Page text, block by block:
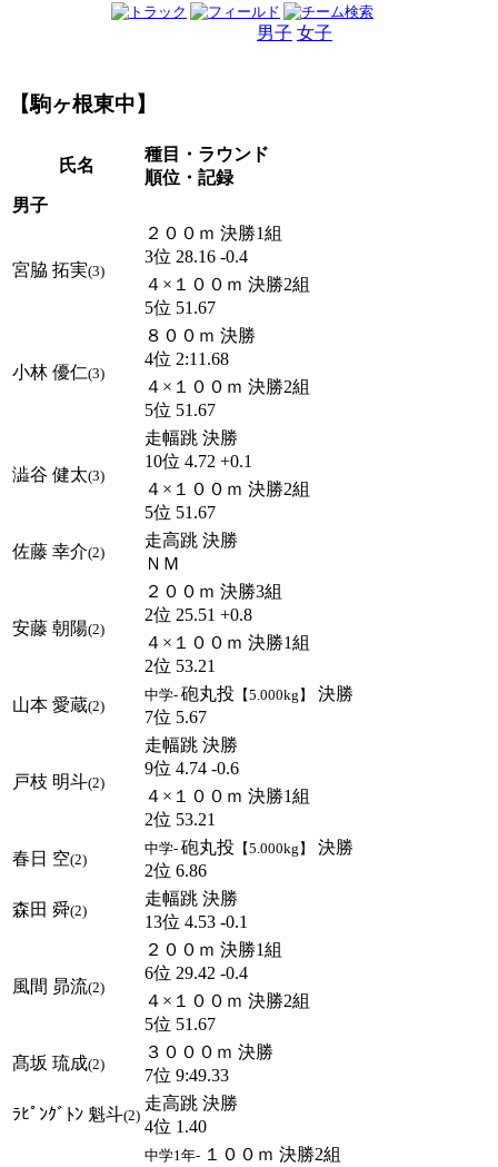
男子 女子
【駒ヶ根東中】
氏名
種目・ラウンド
順位・記録
男子
宮脇 拓実(3)
２００ｍ 決勝1組
3位 28.16 -0.4
４×１００ｍ 決勝2組
5位 51.67
小林 優仁(3)
８００ｍ 決勝
4位 2:11.68
４×１００ｍ 決勝2組
5位 51.67
澁谷 健太(3)
走幅跳 決勝
10位 4.72 +0.1
４×１００ｍ 決勝2組
5位 51.67
佐藤 幸介(2)
走高跳 決勝
ＮＭ
安藤 朝陽(2)
２００ｍ 決勝3組
2位 25.51 +0.8
４×１００ｍ 決勝1組
2位 53.21
山本 愛蔵(2)
中学- 砲丸投 【5.000kg】
決勝
7位 5.67
戸枝 明斗(2)
走幅跳 決勝
9位 4.74 -0.6
４×１００ｍ 決勝1組
2位 53.21
春日 空(2)
中学- 砲丸投 【5.000kg】
決勝
2位 6.86
森田 舜(2)
走幅跳 決勝
13位 4.53 -0.1
風間 昴流(2)
２００ｍ 決勝1組
6位 29.42 -0.4
４×１００ｍ 決勝2組
5位 51.67
髙坂 琉成(2)
３０００ｍ 決勝
7位 9:49.33
ﾗﾋﾟﾝｸﾞﾄﾝ 魁斗(2)
走高跳 決勝
4位 1.40
中学1年- １００ｍ 決勝2組